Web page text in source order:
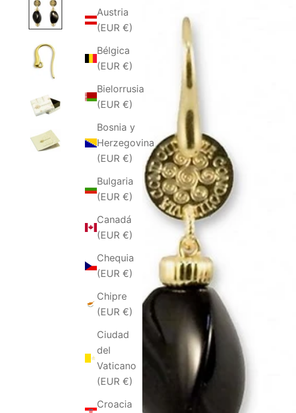
Austria
(EUR €)
Bélgica
(EUR €)
Bielorrusia
(EUR €)
Bosnia y
Herzegovina
(EUR €)
Bulgaria
(EUR €)
Canadá
(EUR €)
Chequia
(EUR €)
Chipre
(EUR €)
Ciudad
del
Vaticano
(EUR €)
Croacia